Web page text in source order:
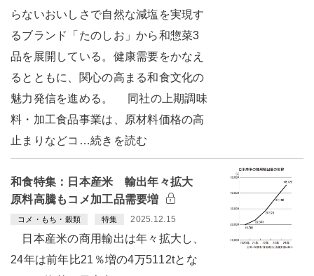
らないおいしさで自然な減塩を実現す
るブランド「たのしお」から和惣菜3
品を展開している。健康需要をかなえ
るとともに、関心の高まる和食文化の
魅力発信を進める。 同社の上期調味
料・加工食品事業は、原材料価格の高
止まりなどコ…続きを読む
和食特集：日本産米 輸出年々拡大
原料高騰もコメ加工品需要増
コメ・もち・穀類 特集 2025.12.15
日本産米の商用輸出は年々拡大し、
24年は前年比21％増の4万5112tとな